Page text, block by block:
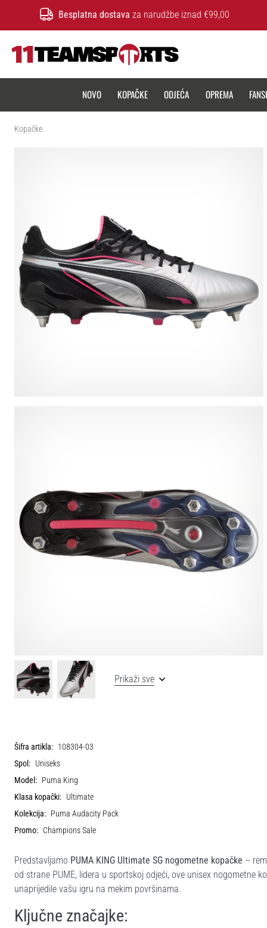
Besplatna dostava za narudžbe iznad €99,00
NOVO KOPAČKE ODJEĆA OPREMA
Kopačke
Prikaži sve
Šifra artikla: 108304-03
Spol: Uniseks
Model: Puma King
Klasa kopački: Ultimate
Kolekcija: Puma Audacity Pack
Promo: Champions Sale
Predstavljamo PUMA KING Ultimate SG nogometne kopačke –
od strane PUME, lidera u sportskoj odjeći, ove unisex nogometne
unaprijedile vašu igru na mekim površinama.
Ključne značajke: